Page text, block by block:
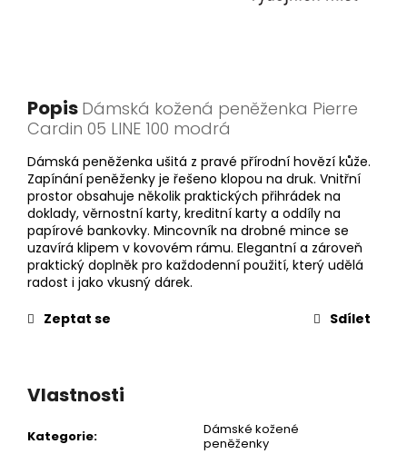
Popis Dámská kožená peněženka Pierre
Cardin 05 LINE 100 modrá
Dámská peněženka ušitá z pravé přírodní hovězí kůže.
Zapínání peněženky je řešeno klopou na druk. Vnitřní
prostor obsahuje několik praktických přihrádek na
doklady, věrnostní karty, kreditní karty a oddíly na
papírové bankovky. Mincovník na drobné mince se
uzavírá klipem v kovovém rámu. Elegantní a zároveň
praktický doplněk pro každodenní použití, který udělá
radost i jako vkusný dárek.
Zeptat se
Sdílet
Vlastnosti
Kategorie:
Dámské kožené
peněženky